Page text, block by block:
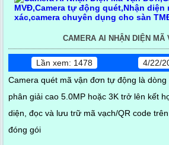
CAMERA AI NHẬN DIỆN MÃ
Lần xem: 1478
4/22/
Camera quét mã vận đơn tự động là
phân giải cao 5.0MP hoặc 3K trở lên kết
diện, đọc và lưu trữ mã vạch/QR code
đóng gói